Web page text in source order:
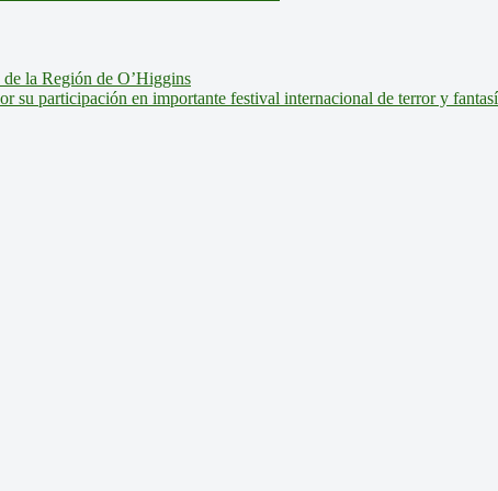
la Región de O’Higgins
su participación en importante festival internacional de terror y